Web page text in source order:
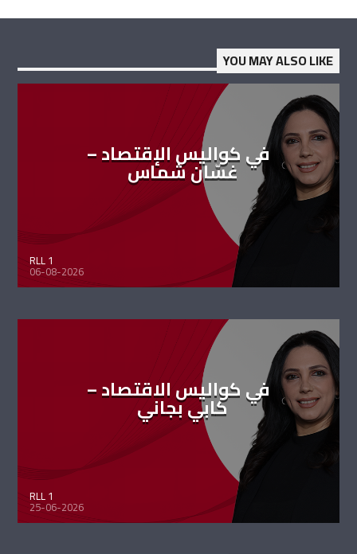
YOU MAY ALSO LIKE
في كواليس الإقتصاد –
غسّان شماس
RLL 1
06-08-2026
في كواليس الاقتصاد –
كابي بجاني
RLL 1
25-06-2026